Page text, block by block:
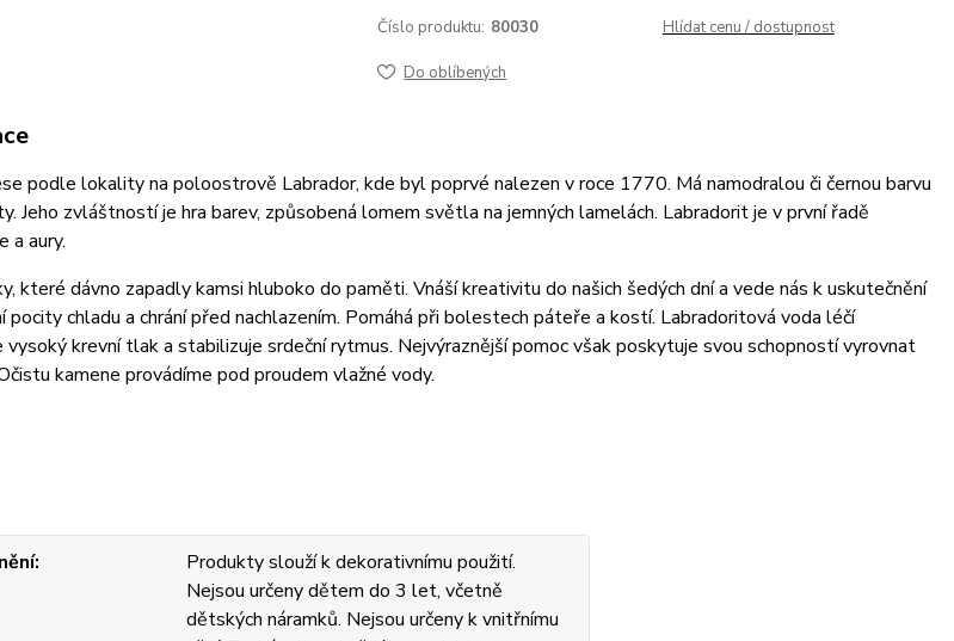
Číslo produktu: 80030 Hlídat cenu / dostupnost
Do oblíbených
podle lokality na poloostrově Labrador, kde byl poprvé nalezen v roce 1770. Má namodralou či černou barvu
Jeho zvláštností je hra barev, způsobená lomem světla na jemných lamelách. Labradorit je v první řadě
a aury.
které dávno zapadly kamsi hluboko do paměti. Vnáší kreativitu do našich šedých dní a vede nás k uskutečnění
pocity chladu a chrání před nachlazením. Pomáhá při bolestech páteře a kostí. Labradoritová voda léčí
vysoký krevní tlak a stabilizuje srdeční rytmus. Nejvýraznější pomoc však poskytuje svou schopností vyrovnat
kamene provádíme pod proudem vlažné vody.
Produkty slouží k dekorativnímu použití.
Nejsou určeny dětem do 3 let, včetně
dětských náramků. Nejsou určeny k vnitřnímu